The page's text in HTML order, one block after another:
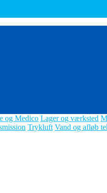
og Medico Lager og værksted
Trykluft Vand og afløb